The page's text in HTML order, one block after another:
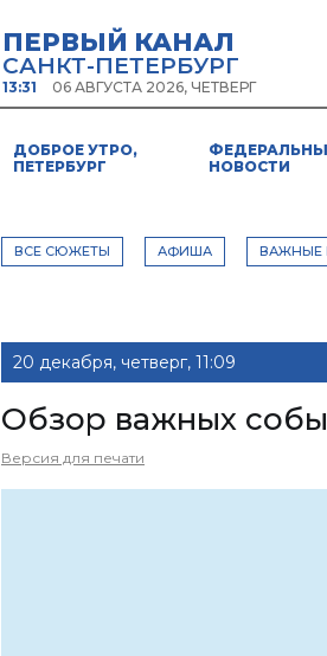
ПЕРВЫЙ КАНАЛ
САНКТ-ПЕТЕРБУРГ
13:31 06 АВГУСТА 2026, ЧЕТВЕРГ
ДОБРОЕ УТРО,
ПЕТЕРБУРГ
НОВОСТИ
ВСЕ СЮЖЕТЫ АФИША ВАЖНЫЕ
20 декабря, четверг, 11:09
Обзор важных
Версия для печати